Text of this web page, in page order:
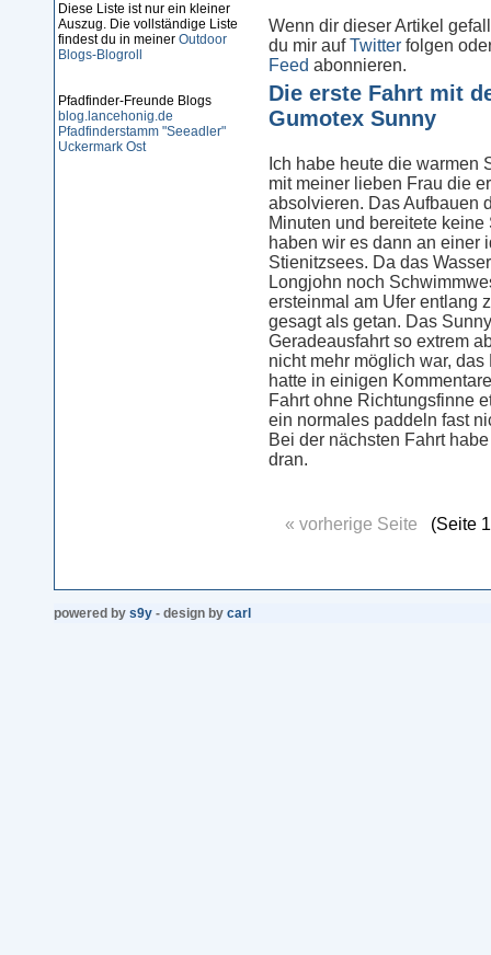
Diese Liste ist nur ein kleiner
Auszug. Die vollständige Liste
findest du in meiner Outdoor
Blogs-Blogroll
Pfadfinder-Freunde Blogs
blog.lancehonig.de
Pfadfinderstamm "Seeadler"
Uckermark Ost
Wenn dir dieser Artikel
du mir aufTwitter folgen
Feed abonnieren.
Die erste Fahrt mit
Gumotex Sunny
Ich habe heute die warmen
mit meiner lieben Frau die
absolvieren. Das Aufbauen
Minuten und bereitete
haben wir es dann an einer
Stienitzsees. Da das
Longjohn noch
ersteinmal am Ufer entlang
gesagt als getan. Das
Geradeausfahrt so extrem
nicht mehr möglich war,
hatte in einigen
Fahrt ohne Richtungsfinne
ein normales paddeln fast
Bei der nächsten Fahrt
dran.
« vorherige Seite (Seite
powered by s9y - design by carl